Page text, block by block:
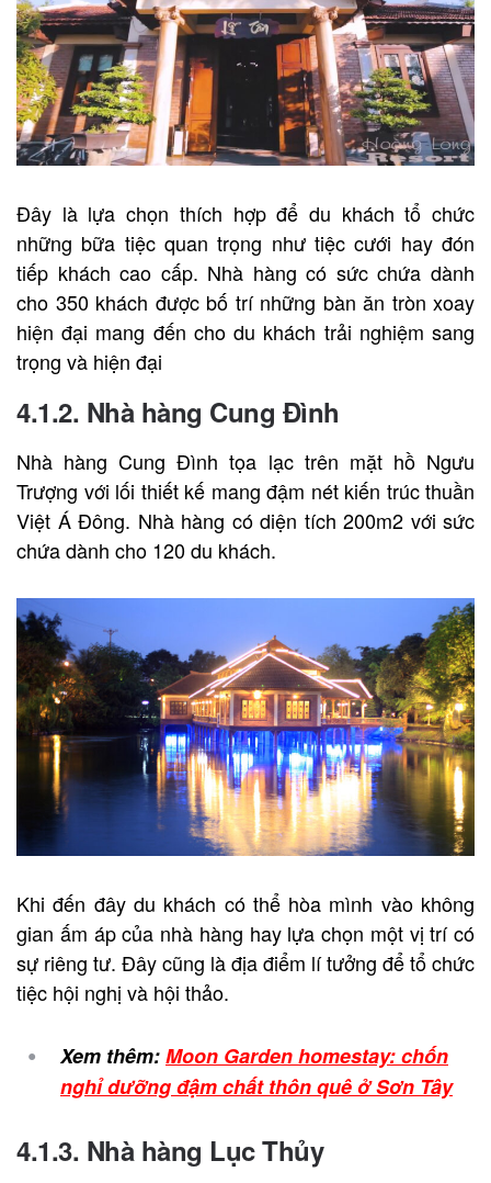
Đây là lựa chọn thích hợp để du khách tổ chức
những bữa tiệc quan trọng như tiệc cưới hay đón
tiếp khách cao cấp. Nhà hàng có sức chứa dành
cho 350 khách được bố trí những bàn ăn tròn xoay
hiện đại mang đến cho du khách trải nghiệm sang
trọng và hiện đại
4.1.2. Nhà hàng Cung Đình
Nhà hàng Cung Đình tọa lạc trên mặt hồ Ngưu
Trượng với lối thiết kế mang đậm nét kiến trúc thuần
Việt Á Đông. Nhà hàng có diện tích 200m2 với sức
chứa dành cho 120 du khách.
Khi đến đây du khách có thể hòa mình vào không
gian ấm áp của nhà hàng hay lựa chọn một vị trí có
sự riêng tư. Đây cũng là địa điểm lí tưởng để tổ chức
tiệc hội nghị và hội thảo.
Xem thêm:Moon Garden homestay: chốn
nghỉ dưỡng đậm chất thôn quê ở Sơn Tây
4.1.3. Nhà hàng Lục Thủy